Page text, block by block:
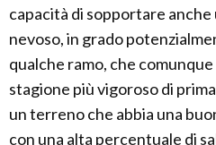
capacità di sopportare
nevoso, in grado
qualche ramo, che
stagione più vigoroso di
un terreno che abbia una
con una alta percentuale di